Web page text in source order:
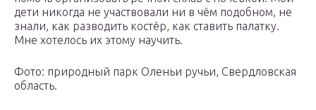
дети никогда не участвовали ни в чём подобном, не
знали, как разводить костёр, как ставить палатку.
Мне хотелось их этому научить.
Фото: природный парк Оленьи ручьи, Свердловская
область.